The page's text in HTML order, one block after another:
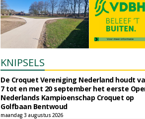
KNIPSELS
De Croquet Vereniging Nederland houdt
7 tot en met 20 september het eerste
Nederlands Kampioenschap Croquet op
Golfbaan Bentwoud
maandag 3 augustus 2026